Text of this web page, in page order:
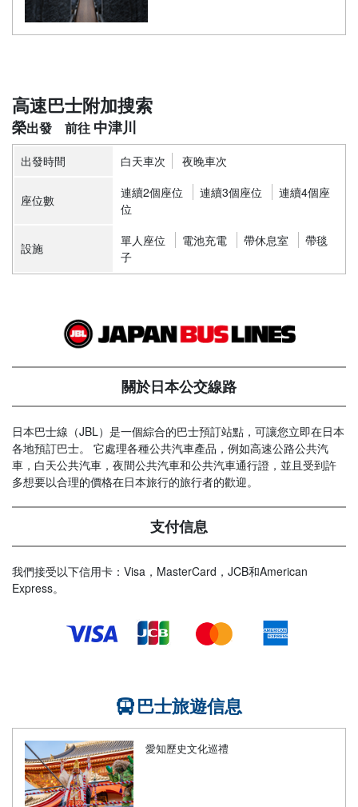
高速巴士附加搜索
榮 中津川
出發時間 白天車次 夜晚車次
座位數 連續2個座位 連續3個座位
連續4個座
位
設施 單人座位 電池充電 帶休息室
帶毯
子
關於日本公交線路
日本巴士線（JBL）是一個綜合的巴士預訂站點，可讓您立即在日本
各地預訂巴士。 它處理各種公共汽車產品，例如高速公路公共汽
車，白天公共汽車，夜間公共汽車和公共汽車通行證，並且受到許
多想要以合理的價格在日本旅行的旅行者的歡迎。
支付信息
我們接受以下信用卡：Visa，MasterCard，JCB和American
Express。
巴士旅遊信息
愛知歷史文化巡禮